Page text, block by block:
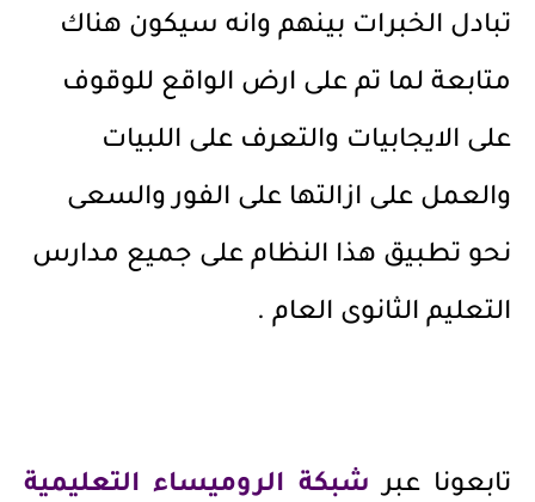
تبادل الخبرات بينهم وانه سيكون هناك
متابعة لما تم على ارض الواقع للوقوف
على الايجابيات والتعرف على اللبيات
والعمل على ازالتها على الفور والسعى
نحو تطبيق هذا النظام على جميع مدارس
التعليم الثانوى العام .
تابعونا عبر شبكة الروميساء التعليمية